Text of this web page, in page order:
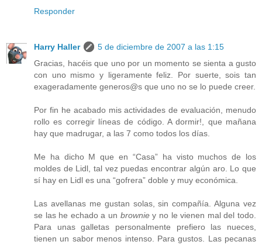
Responder
Harry Haller
5 de diciembre de 2007 a las 1:15
Gracias, hacéis que uno por un momento se sienta a gusto
con uno mismo y ligeramente feliz. Por suerte, sois tan
exageradamente generos@s que uno no se lo puede creer.
Por fin he acabado mis actividades de evaluación, menudo
rollo es corregir líneas de código. A dormir!, que mañana
hay que madrugar, a las 7 como todos los días.
Me ha dicho M que en “Casa” ha visto muchos de los
moldes de Lidl, tal vez puedas encontrar algún aro. Lo que
sí hay en Lidl es una “gofrera” doble y muy económica.
Las avellanas me gustan solas, sin compañía. Alguna vez
se las he echado a un browniey no le vienen mal del todo.
Para unas galletas personalmente prefiero las nueces,
tienen un sabor menos intenso. Para gustos. Las pecanas